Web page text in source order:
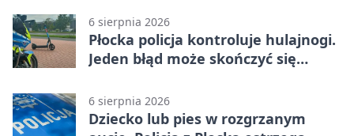
6 sierpnia 2026
Płocka policja kontroluje hulajnogi.
Jeden błąd może skończyć się
6 sierpnia 2026
Dziecko lub pies w rozgrzanym